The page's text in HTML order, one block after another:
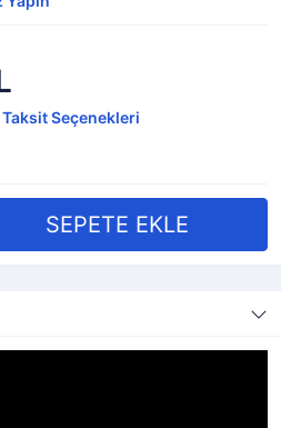
Taksit Seçenekleri